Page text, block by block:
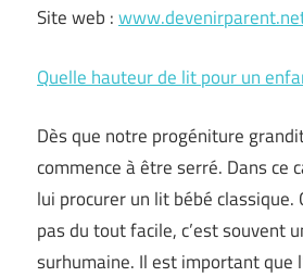
Site web :
Quelle hauteur de lit pour un
Dès que notre progéniture
commence à être serré. Dans ce
lui procurer un lit bébé classique.
pas du tout facile, c’est souvent
surhumaine. Il est important que